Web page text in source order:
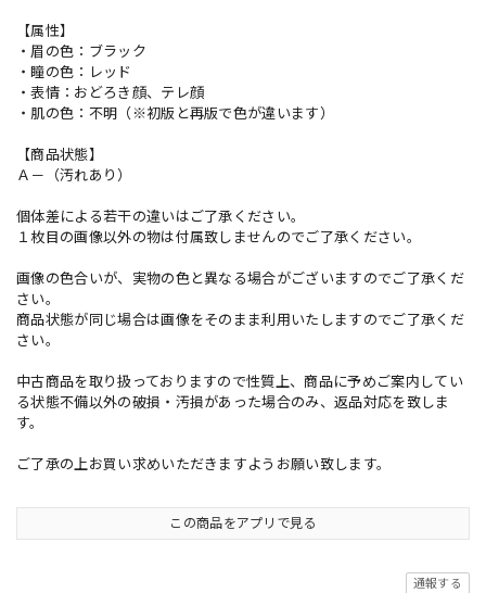
【属性】
・眉の色：ブラック
・瞳の色：レッド
・表情：おどろき顔、テレ顔
・肌の色：不明（※初版と再版で色が違います）
【商品状態】
Ａ－（汚れあり）
個体差による若干の違いはご了承ください。
１枚目の画像以外の物は付属致しませんのでご了承ください。
画像の色合いが、実物の色と異なる場合がございますのでご了承くだ
さい。
商品状態が同じ場合は画像をそのまま利用いたしますのでご了承くだ
さい。
中古商品を取り扱っておりますので性質上、商品に予めご案内してい
る状態不備以外の破損・汚損があった場合のみ、返品対応を致しま
す。
ご了承の上お買い求めいただきますようお願い致します。
この商品をアプリで見る
通報する